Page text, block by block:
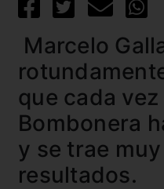
Marcelo
que cada vez
Bombonera
y se trae
resultados.